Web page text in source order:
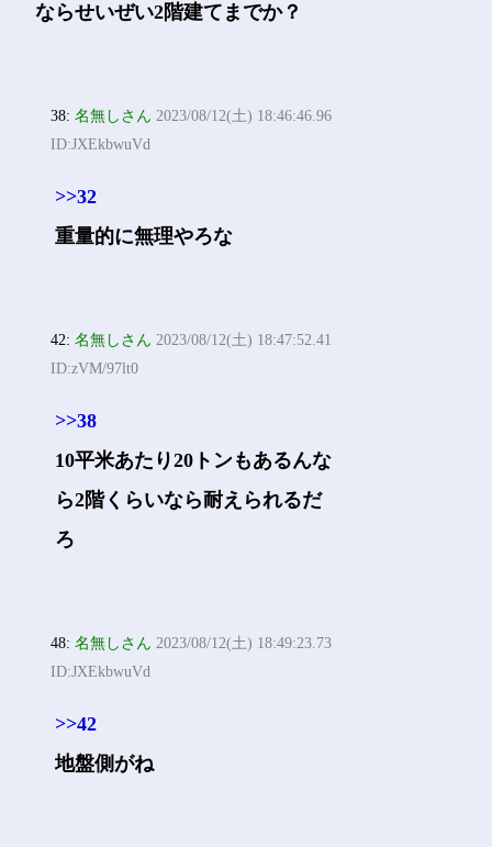
ならせいぜい2階建てまでか？
38:名無しさん 2023/08/12(土) 18:46:46.96
ID:JXEkbwuVd
>>32
重量的に無理やろな
42:名無しさん 2023/08/12(土) 18:47:52.41
ID:zVM/97lt0
>>38
10平米あたり20トンもあるんな
ら2階くらいなら耐えられるだ
ろ
48:名無しさん 2023/08/12(土) 18:49:23.73
ID:JXEkbwuVd
>>42
地盤側がね